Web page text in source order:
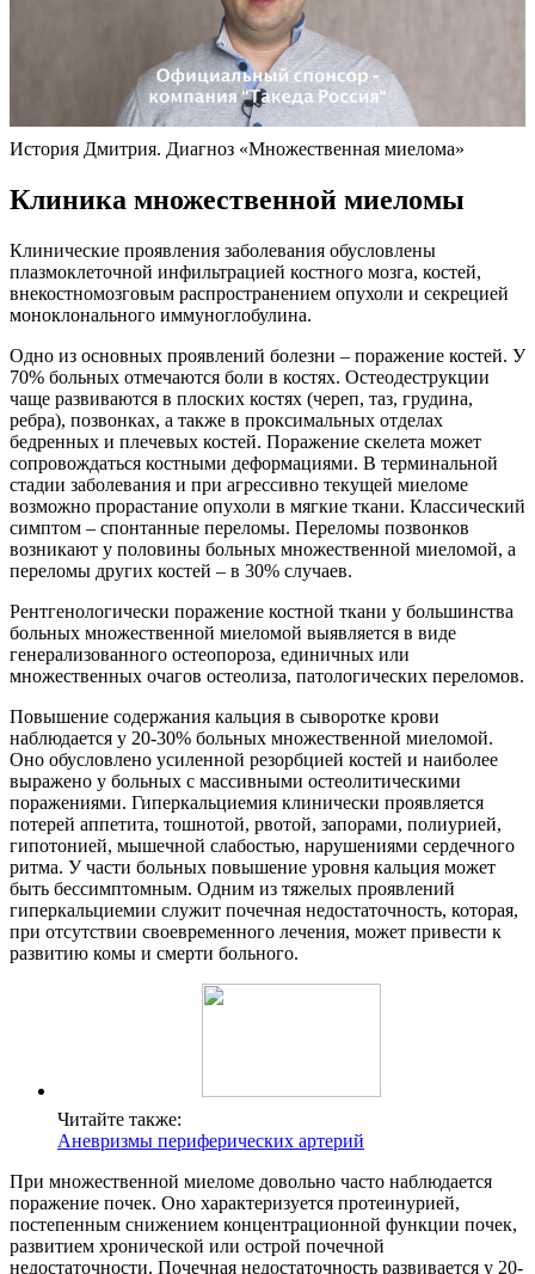
История Дмитрия. Диагноз «Множественная миелома»
Клиника множественной миеломы
Клинические проявления заболевания обусловлены
плазмоклеточной инфильтрацией костного мозга, костей,
внекостномозговым распространением опухоли и секрецией
моноклонального иммуноглобулина.
Одно из основных проявлений болезни – поражение костей. У
70% больных отмечаются боли в костях. Остеодеструкции
чаще развиваются в плоских костях (череп, таз, грудина,
ребра), позвонках, а также в проксимальных отделах
бедренных и плечевых костей. Поражение скелета может
сопровождаться костными деформациями. В терминальной
стадии заболевания и при агрессивно текущей миеломе
возможно прорастание опухоли в мягкие ткани. Классический
симптом – спонтанные переломы. Переломы позвонков
возникают у половины больных множественной миеломой, а
переломы других костей – в 30% случаев.
Рентгенологически поражение костной ткани у большинства
больных множественной миеломой выявляется в виде
генерализованного остеопороза, единичных или
множественных очагов остеолиза, патологических переломов.
Повышение содержания кальция в сыворотке крови
наблюдается у 20-30% больных множественной миеломой.
Оно обусловлено усиленной резорбцией костей и наиболее
выражено у больных с массивными остеолитическими
поражениями. Гиперкальциемия клинически проявляется
потерей аппетита, тошнотой, рвотой, запорами, полиурией,
гипотонией, мышечной слабостью, нарушениями сердечного
ритма. У части больных повышение уровня кальция может
быть бессимптомным. Одним из тяжелых проявлений
гиперкальциемии служит почечная недостаточность, которая,
при отсутствии своевременного лечения, может привести к
развитию комы и смерти больного.
Читайте также:
Аневризмы периферических артерий
При множественной миеломе довольно часто наблюдается
поражение почек. Оно характеризуется протеинурией,
постепенным снижением концентрационной функции почек,
развитием хронической или острой почечной
недостаточности. Почечная недостаточность развивается у 20-